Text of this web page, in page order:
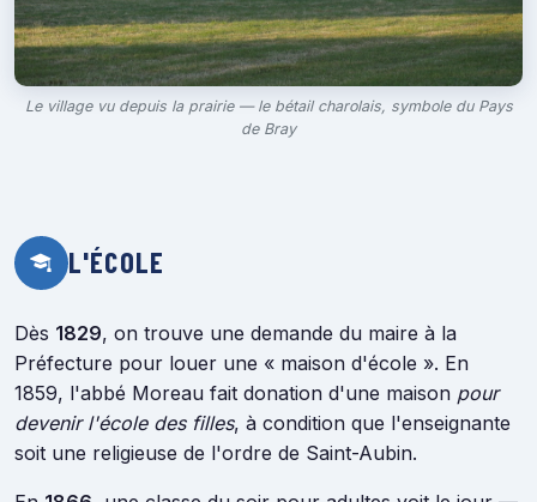
Le village vu depuis la prairie — le bétail charolais, symbole du Pays
de Bray
L'ÉCOLE
Dès 1829, on trouve une demande du maire à la
Préfecture pour louer une « maison d'école ». En
1859, l'abbé Moreau fait donation d'une maison pour
devenir l'école des filles, à condition que l'enseignante
soit une religieuse de l'ordre de Saint-Aubin.